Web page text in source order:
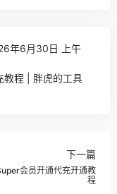
年6月30日 上午
教程 | 胖虎的工具
下一篇
会员开通代充开通教
程